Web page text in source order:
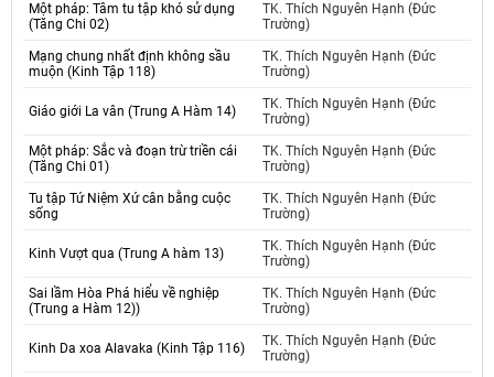
Một pháp: Tâm tu tập khó sử dụng
(Tăng Chi 02)
TK. Thích Nguyên Hạnh (Đức
Trường)
Mạng chung nhất định không sầu
muộn (Kinh Tập 118)
TK. Thích Nguyên Hạnh (Đức
Trường)
Giáo giới La vân (Trung A Hàm 14)
TK. Thích Nguyên Hạnh (Đức
Trường)
Một pháp: Sắc và đoạn trừ triền cái
(Tăng Chi 01)
TK. Thích Nguyên Hạnh (Đức
Trường)
Tu tập Tứ Niệm Xứ cân bằng cuộc
sống
TK. Thích Nguyên Hạnh (Đức
Trường)
Kinh Vượt qua (Trung A hàm 13)
TK. Thích Nguyên Hạnh (Đức
Trường)
Sai lầm Hòa Phá hiểu về nghiệp
(Trung a Hàm 12))
TK. Thích Nguyên Hạnh (Đức
Trường)
Kinh Da xoa Alavaka (Kinh Tập 116)
TK. Thích Nguyên Hạnh (Đức
Trường)